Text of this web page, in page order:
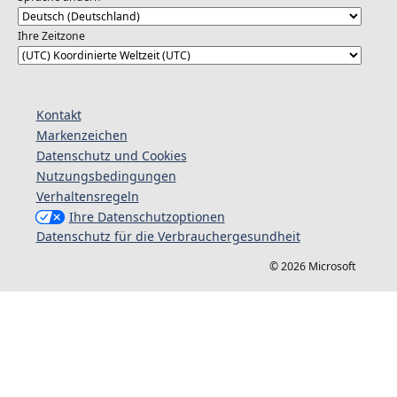
Ihre Zeitzone
Kontakt
Markenzeichen
Datenschutz und Cookies
Nutzungsbedingungen
Verhaltensregeln
Ihre Datenschutzoptionen
Datenschutz für die Verbrauchergesundheit
© 2026 Microsoft